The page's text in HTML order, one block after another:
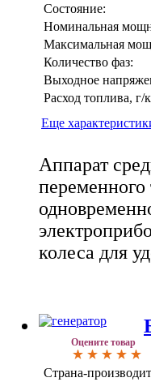
Состояние:
Номинальная
Максимальная
Количество фаз:
Выходное
Расход топлива, г/
Еще
Аппарат
колеса для
Оцените товар
Страна-